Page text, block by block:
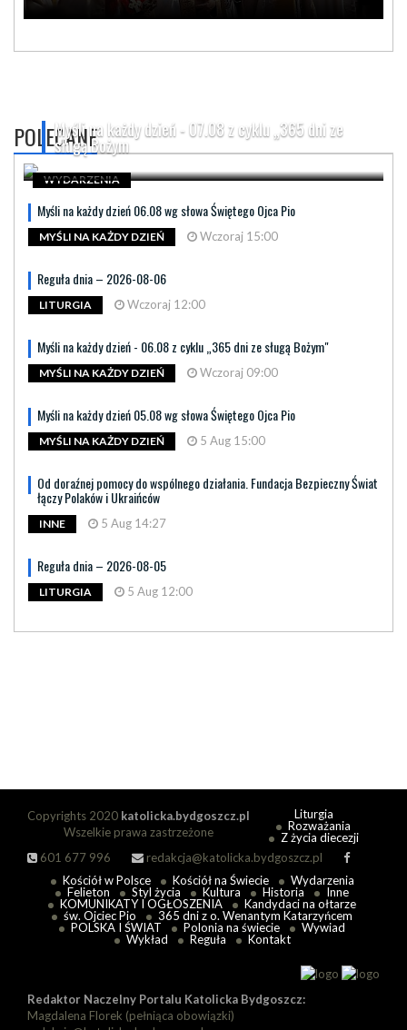
POLECANEMyśli na każdy dzień - 07.08 z cyklu „365 dni ze
sługą Bożym
WYDARZENIA
Myśli na każdy dzień 06.08 wg słowa Świętego Ojca Pio
MYŚLI NA KAŻDY DZIEŃ Wczoraj 15:00
Reguła dnia – 2026-08-06
LITURGIA Wczoraj 12:00
Myśli na każdy dzień - 06.08 z cyklu „365 dni ze sługą Bożym"
MYŚLI NA KAŻDY DZIEŃ Wczoraj 09:00
Myśli na każdy dzień 05.08 wg słowa Świętego Ojca Pio
MYŚLI NA KAŻDY DZIEŃ 5 Aug 15:00
Od doraźnej pomocy do wspólnego działania. Fundacja Bezpieczny Świat
łączy Polaków i Ukraińców
INNE 5 Aug 14:27
Reguła dnia – 2026-08-05
LITURGIA 5 Aug 12:00
Copyrights 2020 katolicka.bydgoszcz.pl
Wszelkie prawa zastrzeżone
601 677 996
redakcja@katolicka.bydgoszcz.pl
Liturgia
Rozważania
Z życia diecezji
Kościół w Polsce Kościół na Świecie
Wydarzenia
Felieton
Styl życia Kultura Historia
Inne
KOMUNIKATY I OGŁOSZENIA
Kandydaci na ołtarze
św. Ojciec Pio
365 dni z o. Wenantym Katarzyńcem
POLSKA I ŚWIAT
Polonia na świecie
Wywiad
Wykład
Reguła Kontakt
Redaktor Naczelny Portalu Katolicka Bydgoszcz:
Magdalena Florek (pełniąca obowiązki)